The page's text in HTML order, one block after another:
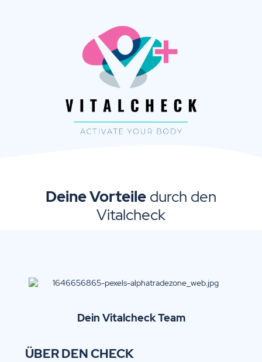
Deine Vorteile durch den
Vitalcheck
Dein Vitalcheck Team
ÜBER DEN CHECK